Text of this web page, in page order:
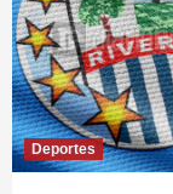
Deportes